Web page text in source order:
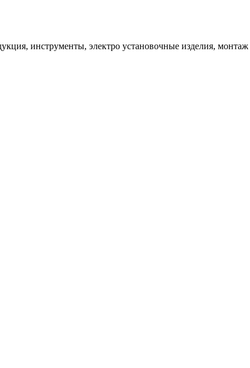
инструменты, электро установочные изделия, монтаж